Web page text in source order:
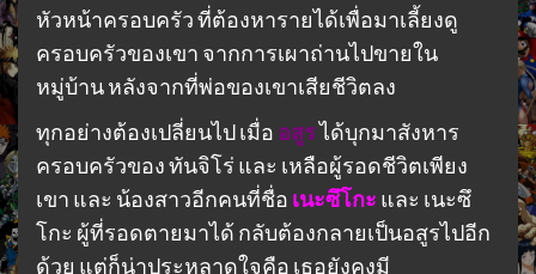
หัวหน้าครอบครัว ที่ต้องหารายได้เพื่อมาเลี้ยงดู
ครอบครัวของเขา จากการเผาถ่านไปขายใน
หมู่บ้าน หลังจากที่พ่อของเขาเสียชีวิตลง
ทุกอย่างต้องเปลี่ยนไป เมื่อ อสูรได้บุกมาสังหาร
ครอบครัวของ ทันจิโร่ และ เหลือผู้รอดชีวิตเพียง
เขา และ น้องสาวอีกคนที่ชื่อ เนะซึโกะ และ เนะซึ
โกะ ผู้ที่รอดตายมาได้ กลับต้องกลายเป็นอสูรไปอีก
ด้วย แต่ก็น่าประหลาดใจคือ เธอยังคงมี